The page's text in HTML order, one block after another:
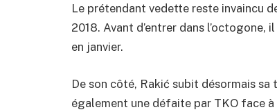
Le prétendant vedette reste invaincu
2018. Avant d’entrer dans
en janvier.
De son côté, Rakić subit désormais
également une défaite par TKO face à